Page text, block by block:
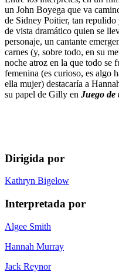
un John Boyega que va
de Sidney Poitier, tan
de vista dramático quien se
personaje, un cantante
carnes (y, sobre todo, en su
noche atroz en la que todo se
femenina (es curioso, es algo
ella mujer) destacaría a
su papel de Gilly en Juego de
Dirigida por
Kathryn Bigelow
Interpretada por
Algee Smith
Hannah Murray
Jack Reynor